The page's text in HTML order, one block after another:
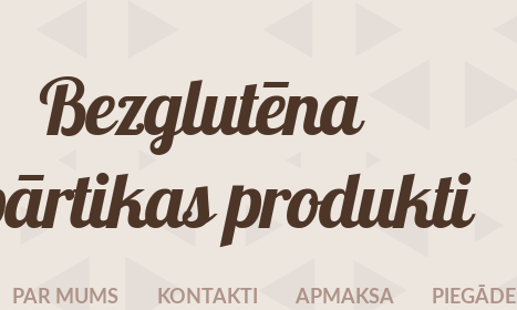
Bezglutēna
produkti
PAR MUMS KONTAKTI APMAKSA PIEGĀDE